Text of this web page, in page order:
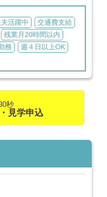
活躍中
交通費支給
残業月20時間以内
務
週４日以上OK
秒
見学申込